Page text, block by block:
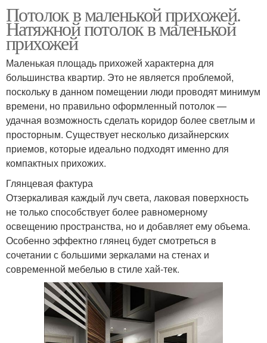
Потолок в маленькой прихожей.
Натяжной потолок в маленькой
прихожей
Маленькая площадь прихожей характерна для
большинства квартир. Это не является проблемой,
поскольку в данном помещении люди проводят минимум
времени, но правильно оформленный потолок —
удачная возможность сделать коридор более светлым и
просторным. Существует несколько дизайнерских
приемов, которые идеально подходят именно для
компактных прихожих.
Глянцевая фактура
Отзеркаливая каждый луч света, лаковая поверхность
не только способствует более равномерному
освещению пространства, но и добавляет ему объема.
Особенно эффектно глянец будет смотреться в
сочетании с большими зеркалами на стенах и
современной мебелью в стиле хай-тек.